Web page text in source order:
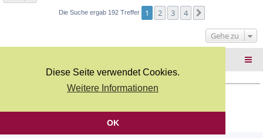
Diese Seite verwendet Cookies.
Weitere Informationen
OK
e
g
Die Suche ergab 192 Treffer 1 2 3 4
Gehe zu
Deutsche Übersetzung durchphpBB.de